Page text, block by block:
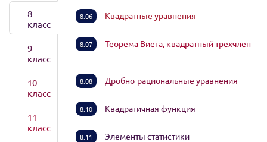
8
класс
9
класс
10
класс
11
класс
8.06 Квадратные уравнения
8.07 Теорема Виета, квадратный трехчлен
8.08 Дробно-рациональные уравнения
8.10 Квадратичная функция
8.11 Элементы статистики